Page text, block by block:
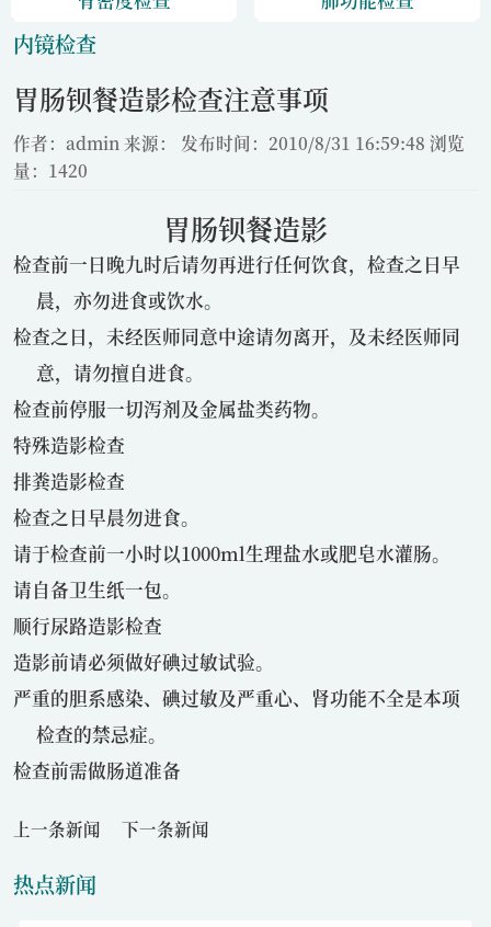
内镜检查
胃肠钡餐造影检查注意事项
作者：admin 来源： 发布时间：2010/8/31 16:59:48 浏览
量：1420
胃肠钡餐造影
检查前一日晚九时后请勿再进行任何饮食，检查之日早
晨，亦勿进食或饮水。
检查之日，未经医师同意中途请勿离开，及未经医师同
意，请勿擅自进食。
检查前停服一切泻剂及金属盐类药物。
特殊造影检查
排粪造影检查
检查之日早晨勿进食。
请于检查前一小时以1000ml生理盐水或肥皂水灌肠。
请自备卫生纸一包。
顺行尿路造影检查
造影前请必须做好碘过敏试验。
严重的胆系感染、碘过敏及严重心、肾功能不全是本项
检查的禁忌症。
检查前需做肠道准备
上一条新闻 下一条新闻
热点新闻